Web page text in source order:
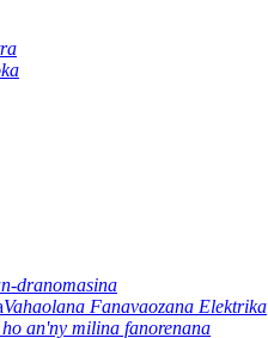
dranomasina
Vahaolana Fanavaozana Elektrika
an'ny milina fanorenana